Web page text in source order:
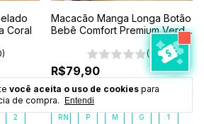
você aceita o uso de cookies para
de compra.
Entendi
Coral
2
Macacão Manga Longa Botão
Bebê Comfort Premium Verde
(0)
R$79,90
6 R$13,32 sem juros
Tamanho:3
RN P M G 1